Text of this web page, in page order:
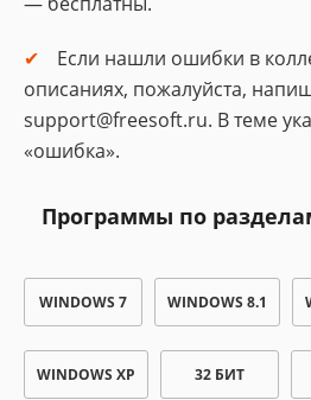
Если нашли ошибки в
описаниях, пожалуйста,
support@freesoft.ru. В теме
«ошибка».
Программы по
WINDOWS 7 WINDOWS 8.1
WINDOWS XP 32 БИТ